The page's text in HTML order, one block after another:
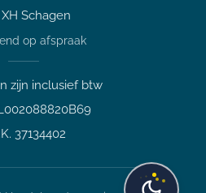
XH Schagen
op afspraak
zijn inclusief btw
37134402
Welk apparaat past bij mij?
Afspraak maken
Afhalen of bezichtigen
Verzending, status of afhalen